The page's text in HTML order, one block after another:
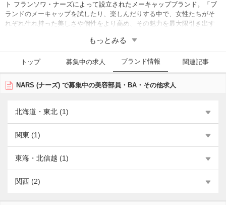
ト フランソワ・ナーズによって設立されたメーキャップブランド。「ブ
ランドのメーキャップを試したり、楽しんだりする中で、女性たちがそ
れぞれ生れ持った美しさや個性をより高め、その魅力を最大限引き出す
と、クラシックとモードを先取りする最先端のカラーが融合した、革新
■NARS（ナーズ）の美容部員求人・採用の傾向
アットコスメキャリアでは欠員が出た店舗・エリアで募集が掛かってい
る。短期スタッフでの募集もかかることもあるので要チェック。
もっとみる
トップ 募集中の求人 ブランド情報 関連記事
NARS (ナーズ) で募集中の美容部員・BA・その他求人
北海道・東北 (1)
関東 (1)
東海・北信越 (1)
関西 (2)